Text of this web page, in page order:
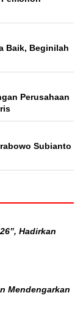
Baik, Beginilah
Perusahaan
Subianto
Hadirkan
Mendengarkan